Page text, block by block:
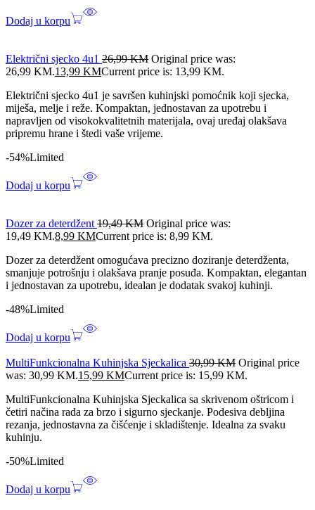
Dodaj u korpu
Električni sjecko 4u1 26,99KM Original price was:
26,99 KM.13,99 KMCurrent price is: 13,99 KM.
Električni sjecko 4u1 je savršen kuhinjski pomoćnik koji sjecka,
miješa, melje i reže. Kompaktan, jednostavan za upotrebu i
napravljen od visokokvalitetnih materijala, ovaj uređaj olakšava
pripremu hrane i štedi vaše vrijeme.
-54%Limited
Dodaj u korpu
Dozer za deterdžent 19,49KM Original price was:
19,49 KM.8,99 KMCurrent price is: 8,99 KM.
Dozer za deterdžent omogućava precizno doziranje deterdženta,
smanjuje potrošnju i olakšava pranje posuđa. Kompaktan, elegantan
i jednostavan za upotrebu, idealan je dodatak svakoj kuhinji.
-48%Limited
Dodaj u korpu
MultiFunkcionalna Kuhinjska Sjeckalica 30,99KM Original price
was: 30,99 KM.15,99 KMCurrent price is: 15,99 KM.
MultiFunkcionalna Kuhinjska Sjeckalica sa skrivenom oštricom i
četiri načina rada za brzo i sigurno sjeckanje. Podesiva debljina
rezanja, jednostavna za čišćenje i skladištenje. Idealna za svaku
kuhinju.
-50%Limited
Dodaj u korpu